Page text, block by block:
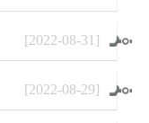
[2022-08-31 ]
[2022-08-29]